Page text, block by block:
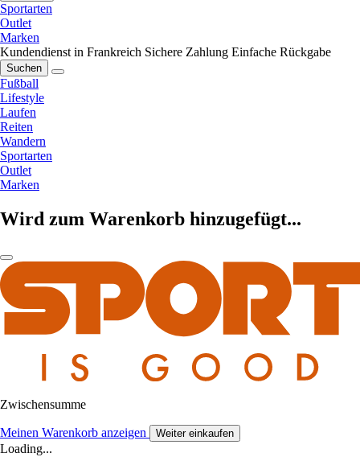
Sportarten
Outlet
Marken
Kundendienst in Frankreich Sichere Zahlung Einfache Rückgabe
Suchen
Fußball
Lifestyle
Laufen
Reiten
Wandern
Sportarten
Outlet
Marken
Wird zum Warenkorb hinzugefügt...
Zwischensumme
Meinen Warenkorb anzeigen Weiter einkaufen
Loading...